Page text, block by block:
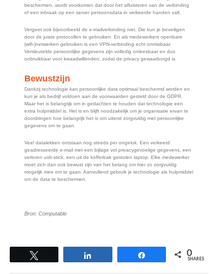
beschermen, wordt voorkomen dat door het afluisteren van de verbinding
of een inbraak op een server persoonsdata in verkeerde handen valt.
Vergeet ook bijvoorbeeld de e-mailverbinding niet. Die kun je beveiligen
door de juiste protocollen te gebruiken. En als medewerkers openbare
(wifi-)netwerken gebruiken is een VPN-verbinding echt onmisbaar.
Versleutelde persoonlijke gegevens zijn volledig onleesbaar en dus
onbruikbaar voor kwaadwillenden, zodat de privacy gewaarborgd is.
Bewustzijn
Dankzij technologie kan persoonlijke data optimaal beschermd worden en
kun je als bedrijf voldoen aan de voorwaarden gesteld door de GDPR.
Maar het is belangrijk om in gedachten te houden dat technologie een
extra hulpmiddel is. Het is en blijft noodzakelijk om je organisatie ervan te
doordringen hoe belangrijk het is om uiterst zorgvuldig met persoonlijke
gegevens om te gaan.
Veel datalekken ontstaan nog steeds per ongeluk. Een verkeerd
geadresseerde e-mail met een bijlage vol privacygevoelige gegevens, een
verloren usb-stick, een uit de kofferbak gestolen laptop. Elke medewerker
moet zich dan ook bewust zijn van het belang om hier zo zorgvuldig
mogelijk mee om te gaan. Aanvullend gebruik je technologie als hulpmiddel
om de data te beschermen.
Bron: Computable
0
SHARES